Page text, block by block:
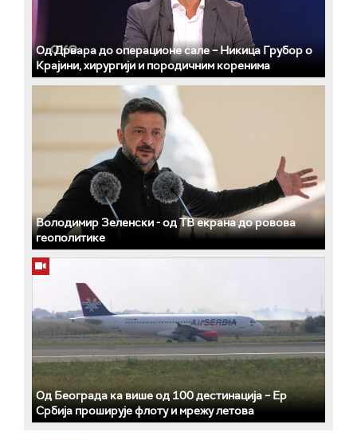
Од Дрвара до операционе сале – Никица Грубор о
Крајини, хирургији и породичним коренима
Володимир Зеленски - од ТВ екрана до ровова
геополитике
Од Београда ка више од 100 дестинација – Ер
Србија проширује флоту и мрежу летова